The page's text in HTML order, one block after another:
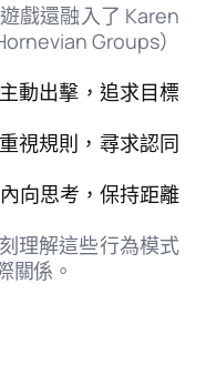
戲還融入了 Karen
Groups）
主動出擊，追求目標
重視規則，尋求認同
內向思考，保持距離
理解這些行為模式
關係。